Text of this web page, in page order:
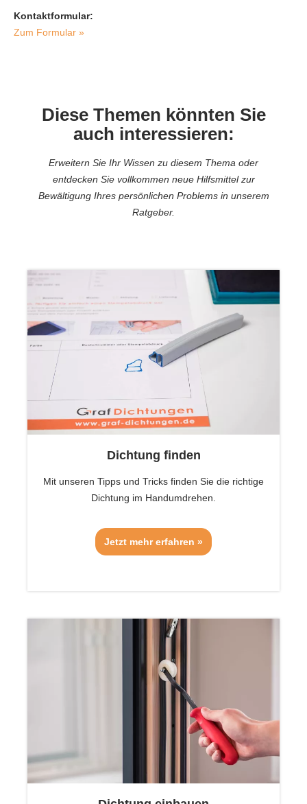
Kontaktformular:
Zum Formular »
Diese Themen könnten Sie
auch interessieren:
Erweitern Sie Ihr Wissen zu diesem Thema oder
entdecken Sie vollkommen neue Hilfsmittel zur
Bewältigung Ihres persönlichen Problems in unserem
Ratgeber.
Dichtung finden
Mit unseren Tipps und Tricks finden Sie die richtige
Dichtung im Handumdrehen.
Jetzt mehr erfahren »